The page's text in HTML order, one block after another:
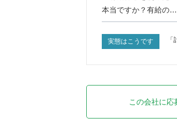
本当ですか？有給の…
実態はこうです
この会社に応